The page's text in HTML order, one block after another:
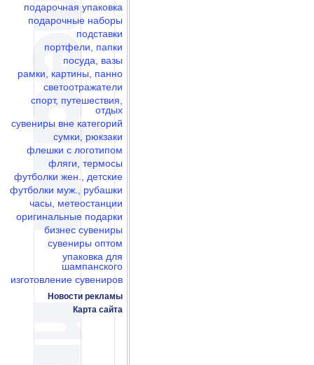
подарочная упаковка
подарочные наборы
подставки
портфели, папки
посуда, вазы
рамки, картины, панно
светоотражатели
спорт, путешествия,
отдых
сувениры вне категорий
сумки, рюкзаки
флешки c логотипом
фляги, термосы
футболки жен., детские
футболки муж., рубашки
часы, метеостанции
оригинальные подарки
бизнес сувениры
сувениры оптом
упаковка для
шампанского
изготовление сувениров
Новости рекламы
Карта сайта